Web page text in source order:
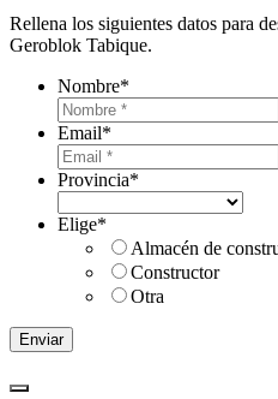
Rellena los siguientes datos para
Geroblok Tabique.
Nombre*
Email*
Provincia*
Elige*
Almacén de
Constructor
Otra